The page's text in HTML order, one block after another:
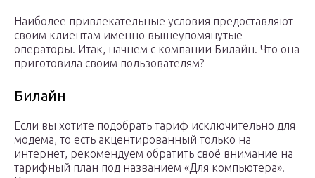
Наиболее привлекательные условия предоставляют
своим клиентам именно вышеупомянутые
операторы. Итак, начнем с компании Билайн. Что она
приготовила своим пользователям?
Билайн
Если вы хотите подобрать тариф исключительно для
модема, то есть акцентированный только на
интернет, рекомендуем обратить своё внимание на
тарифный план под названием «Для компьютера».